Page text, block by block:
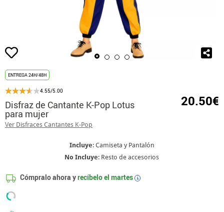
ENTREGA 24H/48H
4.55/5.00
Disfraz de Cantante K-Pop Lotus
para mujer
Ver Disfraces Cantantes K-Pop
20.50€
Incluye: Camiseta y Pantalón
No Incluye: Resto de accesorios
Cómpralo ahora yrecíbelo el martes i